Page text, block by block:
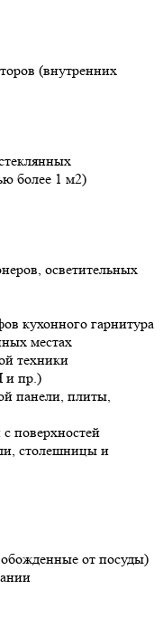
(внутренних
более 1 м2)
осветительных
кухонного гарнитура
местах
техники
и пр.)
панели, плиты,
поверхностей
столешницы и
от посуды)